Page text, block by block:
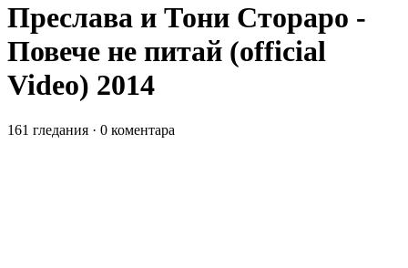
Преслава и Тони Стораро -
Повече не питай (official
Video) 2014
161 гледания · 0 коментара